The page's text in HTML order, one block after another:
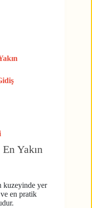
Yakın
kuzeyinde yer
ve en pratik